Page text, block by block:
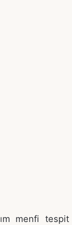
menfi tespit